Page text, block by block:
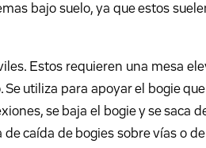
bajo suelo, ya que estos
Estos requieren una mesa
utiliza para apoyar el bogie
se baja el bogie y se saca
caída de bogies sobre vías o